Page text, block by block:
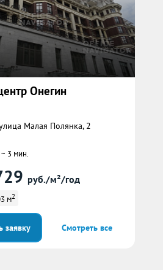
Онегин
Малая Полянка, 2
~ 3 мин.
руб./м²/год
м2
заявку Смотреть все